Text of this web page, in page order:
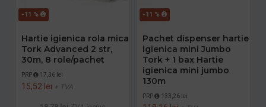
-11 %
Hartie igienica rola mica
Tork Advanced 2 str,
30m, 8 role/pachet
PRP 17,36 lei
15,52 lei + TVA
-11 %
Pachet dispenser hartie
igienica mini Jumbo
Tork + 1 bax Hartie
igienica mini jumbo
130m
PRP 133,26 lei